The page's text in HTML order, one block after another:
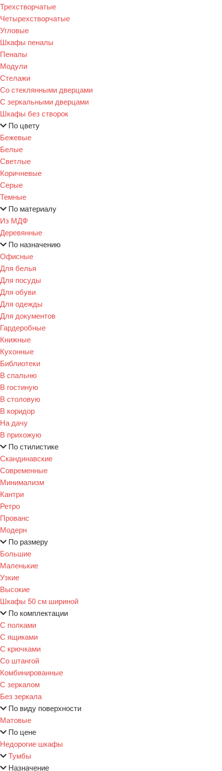
Трехстворчатые
Четырехстворчатые
Угловые
Шкафы пеналы
Пеналы
Модули
Стелажи
Со стеклянными дверцами
С зеркальными дверцами
Шкафы без створок
По цвету
Бежевые
Белые
Светлые
Коричневые
Серые
Темные
По материалу
Из МДФ
Деревянные
По назначению
Офисные
Для белья
Для посуды
Для обуви
Для одежды
Для документов
Гардеробные
Книжные
Кухонные
Библиотеки
В спальню
В гостиную
В столовую
В коридор
На дачу
В прихожую
По стилистике
Скандинавские
Современные
Минимализм
Кантри
Ретро
Прованс
Модерн
По размеру
Большие
Маленькие
Узкие
Высокие
Шкафы 50 см шириной
По комплектации
С полками
С ящиками
С крючками
Со штангой
Комбинированные
С зеркалом
Без зеркала
По виду поверхности
Матовые
По цене
Недорогие шкафы
Тумбы
Назначение